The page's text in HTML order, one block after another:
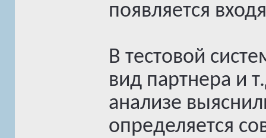
появляется
В тестовой
вид партнера и
анализе
определяется